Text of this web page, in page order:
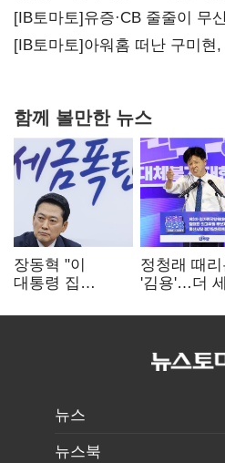
20년만에 '비상재정' 선언 승부
[IB토마토]유증·CB 줄줄이 무
상폐 압박
[IB토마토]아워홈 떠난 구미
함께 볼만한 뉴스
장동혁 "이
대통령 집
폭탄…'내로남불'"
정청래 때리
'김용'…더
입
뉴스
뉴스북